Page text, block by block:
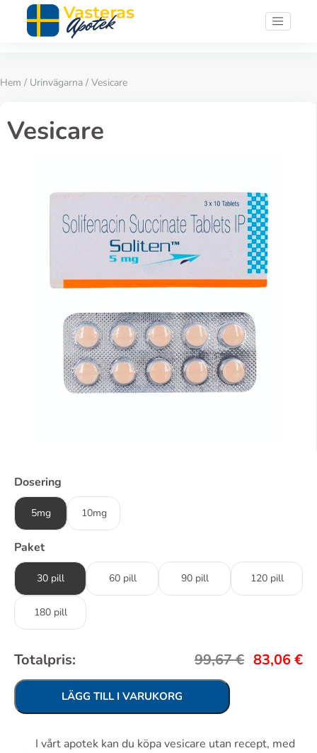
Hem / Urinvägarna / Vesicare
Vesicare
Dosering
5mg 10mg
Paket
30 pill 60 pill 90 pill 120 pill
180 pill
Totalpris: 99,67€ 83,06€
LÄGG TILL I VARUKORG
I vårt apotek kan du köpa vesicare utan recept, med